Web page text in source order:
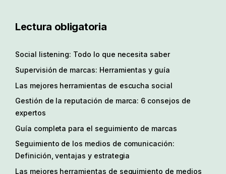
Lectura obligatoria
Social listening: Todo lo que necesita saber
Supervisión de marcas: Herramientas y guía
Las mejores herramientas de escucha social
Gestión de la reputación de marca: 6 consejos de
expertos
Guía completa para el seguimiento de marcas
Seguimiento de los medios de comunicación:
Definición, ventajas y estrategia
Las mejores herramientas de seguimiento de medios